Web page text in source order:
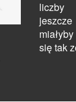
liczby
się tak